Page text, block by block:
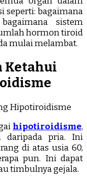
seperti: bagaimana
sistem
hormon tiroid
mulai melambat.
Ketahui
hipotiroidisme,
daripada pria. Ini
di atas usia 60,
pun. Ini dapat
timbulnya gejala.